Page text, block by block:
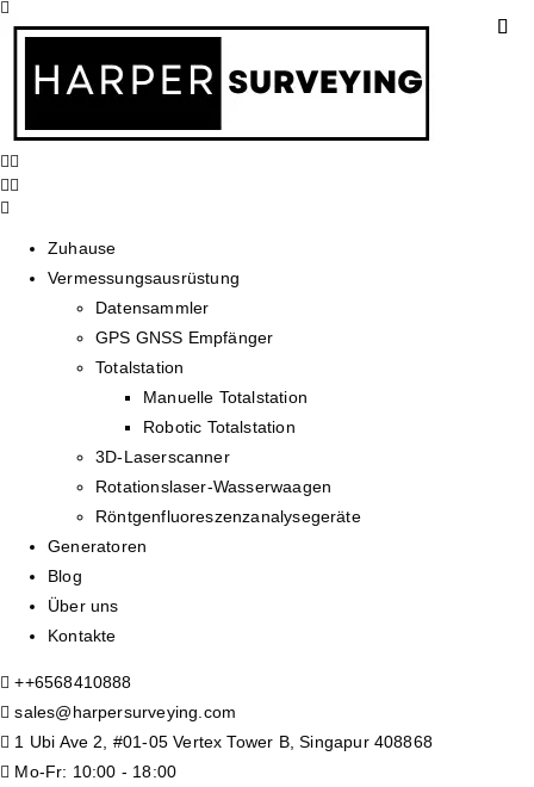
Zuhause
Vermessungsausrüstung
Datensammler
GPS GNSS Empfänger
Totalstation
Manuelle Totalstation
Robotic Totalstation
3D-Laserscanner
Rotationslaser-Wasserwaagen
Röntgenfluoreszenzanalysegeräte
Generatoren
Blog
Über uns
Kontakte
++6568410888
sales@harpersurveying.com
1 Ubi Ave 2, #01-05 Vertex Tower B, Singapur 408868
Mo-Fr: 10:00 - 18:00